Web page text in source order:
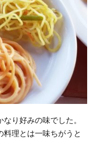
り好みの味でした。
理とは一味ちがうと